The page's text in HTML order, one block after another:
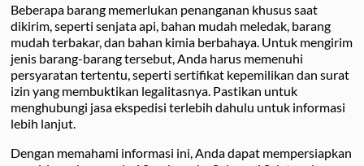
Beberapa barang memerlukan penanganan khusus saat
dikirim, seperti senjata api, bahan mudah meledak, barang
mudah terbakar, dan bahan kimia berbahaya. Untuk mengirim
jenis barang-barang tersebut, Anda harus memenuhi
persyaratan tertentu, seperti sertifikat kepemilikan dan surat
izin yang membuktikan legalitasnya. Pastikan untuk
menghubungi jasa ekspedisi terlebih dahulu untuk informasi
lebih lanjut.
Dengan memahami informasi ini, Anda dapat mempersiapkan